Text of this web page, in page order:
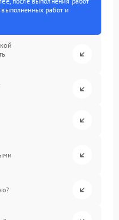
работ и